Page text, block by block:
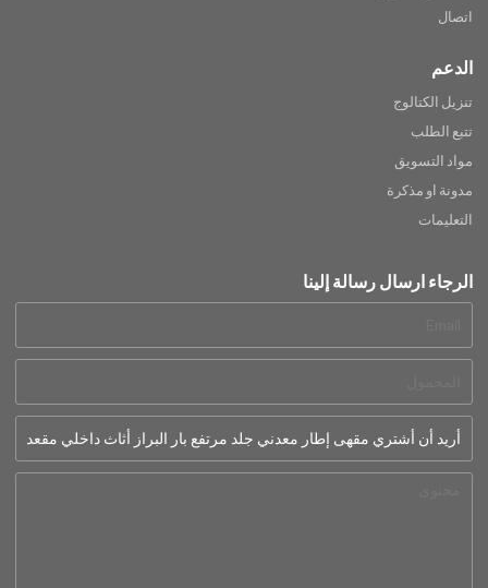
اتصال
الدعم
تنزيل الكتالوج
تتبع الطلب
مواد التسويق
مدونة او مذكرة
التعليمات
الرجاء ارسال رسالة إلينا